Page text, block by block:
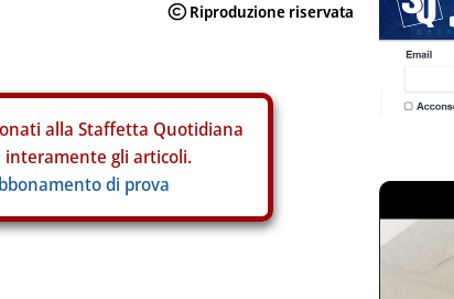
alla Staffetta Quotidiana
interamente gli articoli.
di prova